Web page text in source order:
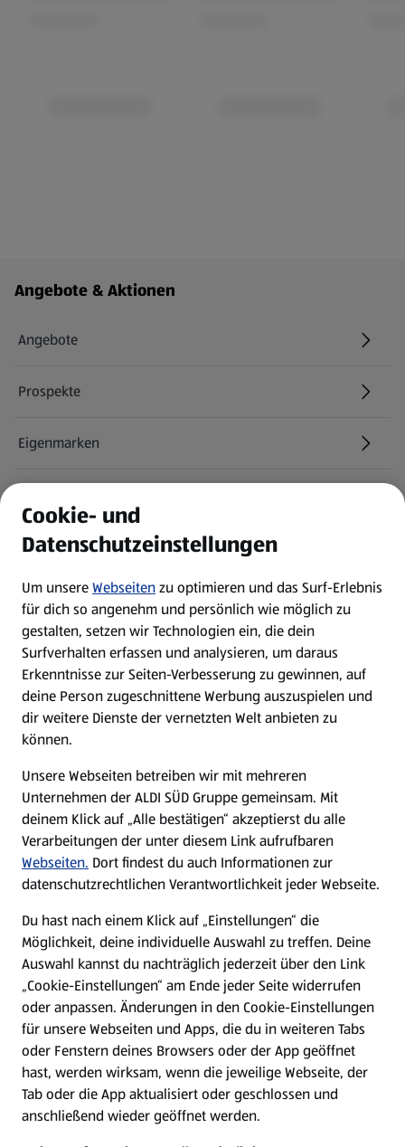
Fußzeilenmenü - weitere Links
Angebote & Aktionen
Angebote
Prospekte
Eigenmarken
Newsletter
WhatsApp
Über ALDI SÜD
Filialen
Nachhaltigkeit
Karriere
Presse
Hilfe & Kontakt
(öffnet in einem neuen Tab)
Unternehmen
Folge uns hier:
Cookie- und
Datenschutzeinstellungen
Um unsereWebseitenzu optimieren und das Surf-Erlebnis
für dich so angenehm und persönlich wie möglich zu
gestalten, setzen wir Technologien ein, die dein
Surfverhalten erfassen und analysieren, um daraus
Erkenntnisse zur Seiten-Verbesserung zu gewinnen, auf
deine Person zugeschnittene Werbung auszuspielen und
dir weitere Dienste der vernetzten Welt anbieten zu
können.
Unsere Webseiten betreiben wir mit mehreren
Unternehmen der ALDI SÜD Gruppe gemeinsam. Mit
deinem Klick auf „Alle bestätigen“ akzeptierst du alle
Verarbeitungen der unter diesem Link aufrufbaren
Webseiten. Dort findest du auch Informationen zur
datenschutzrechtlichen Verantwortlichkeit jeder Webseite.
Du hast nach einem Klick auf „Einstellungen“ die
Möglichkeit, deine individuelle Auswahl zu treffen. Deine
Auswahl kannst du nachträglich jederzeit über den Link
„Cookie-Einstellungen“ am Ende jeder Seite widerrufen
oder anpassen. Änderungen in den Cookie-Einstellungen
für unsere Webseiten und Apps, die du in weiteren Tabs
oder Fenstern deines Browsers oder der App geöffnet
hast, werden wirksam, wenn die jeweilige Webseite, der
Tab oder die App aktualisiert oder geschlossen und
anschließend wieder geöffnet werden.